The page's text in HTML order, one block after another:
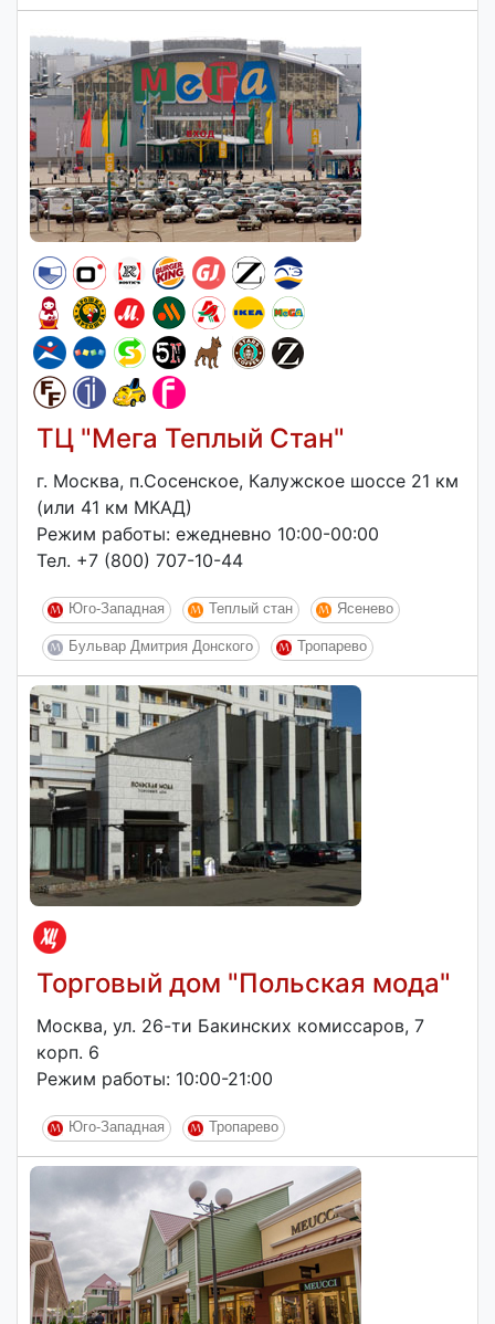
ТЦ "Мега Теплый Стан"
г. Москва, п.Сосенское, Калужское шоссе 21 км
(или 41 км МКАД)
Режим работы: ежедневно 10:00-00:00
Тел. +7 (800) 707-10-44
Юго-Западная Теплый стан Ясенево
Бульвар Дмитрия Донского Тропарево
Торговый дом "Польская мода"
Москва, ул. 26-ти Бакинских комиссаров, 7
корп. 6
Режим работы: 10:00-21:00
Юго-Западная Тропарево